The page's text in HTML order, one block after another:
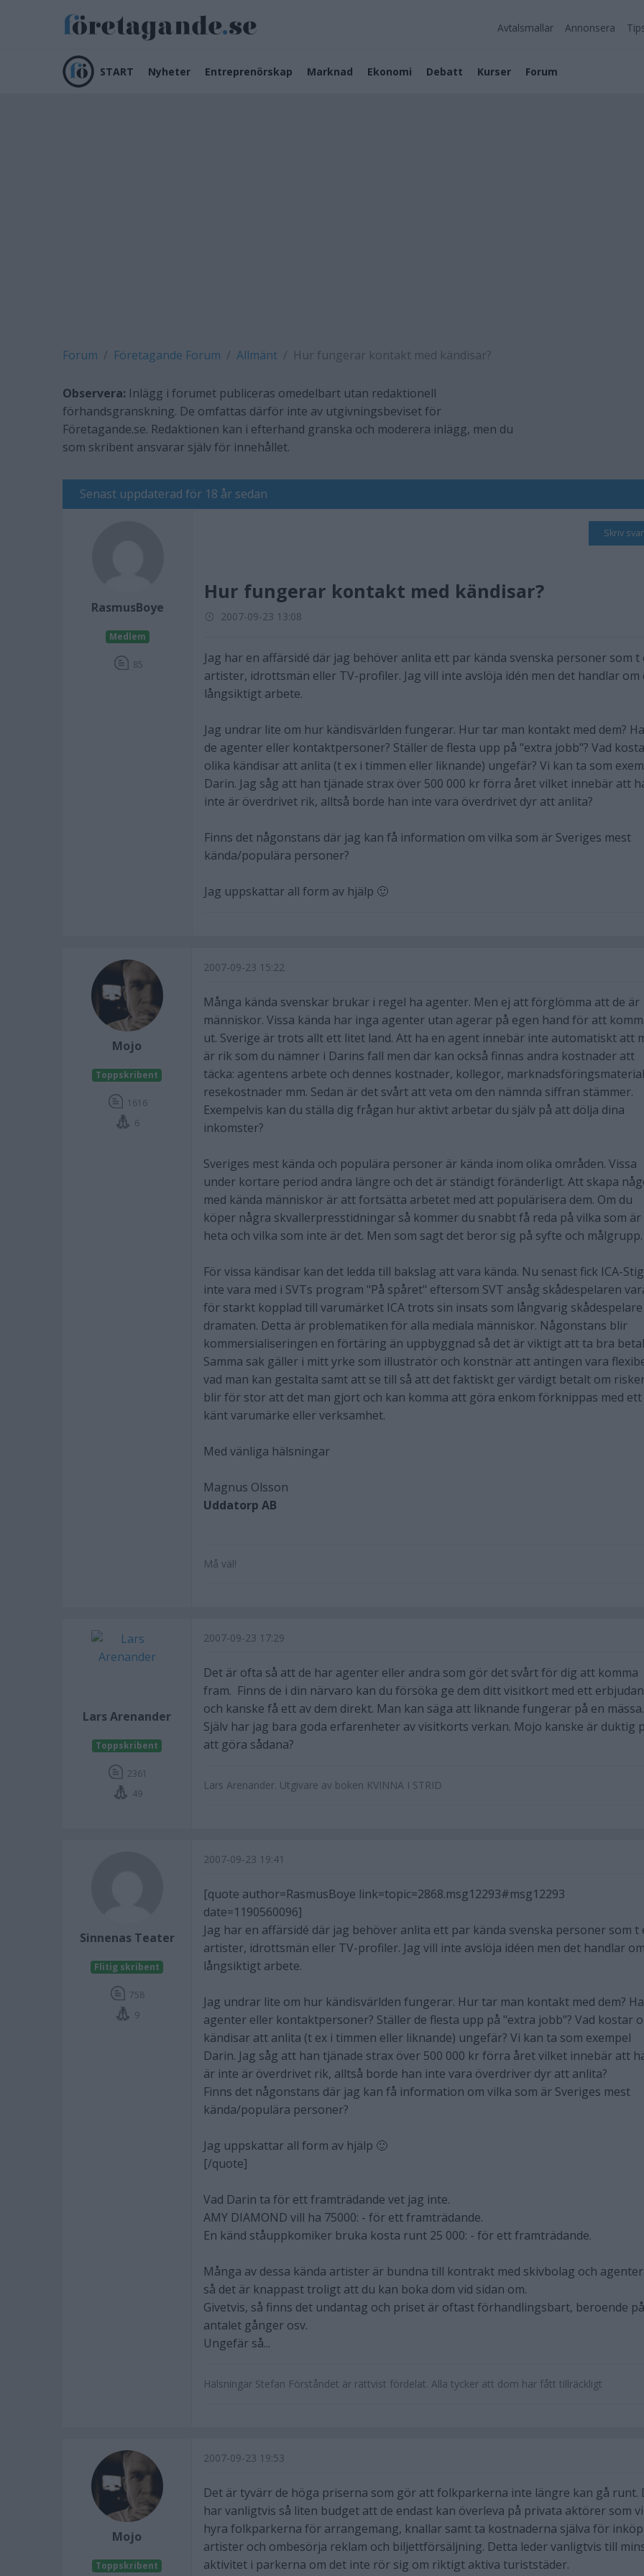
Avtalsmallar Annonsera
START Nyheter Entreprenörskap Marknad Ekonomi Debatt Kurser Forum
Forum Företagande Forum Allmänt Hur fungerar kontakt med kändisar?
Observera: Inlägg i forumet publiceras omedelbart utan redaktionell
förhandsgranskning. De omfattas därför inte av utgivningsbeviset för
Företagande.se. Redaktionen kan i efterhand granska och moderera inlägg, men du
som skribent ansvarar själv för innehållet.
Senast uppdaterad för 18 år sedan
RasmusBoye
Medlem
85
Skriv svar
Hur fungerar kontakt med kändisar?
2007-09-23 13:08
Jag har en affärsidé där jag behöver anlita ett par kända svenska personer som t
artister, idrottsmän eller TV-profiler. Jag vill inte avslöja idén men det handlar om
långsiktigt arbete.
Jag undrar lite om hur kändisvärlden fungerar. Hur tar man kontakt med dem?
de agenter eller kontaktpersoner? Ställer de flesta upp på "extra jobb"? Vad
olika kändisar att anlita (t ex i timmen eller liknande) ungefär? Vi kan ta som
Darin. Jag såg att han tjänade strax över 500 000 kr förra året vilket innebär att
inte är överdrivet rik, alltså borde han inte vara överdrivet dyr att anlita?
Finns det någonstans där jag kan få information om vilka som är Sveriges mest
kända/populära personer?
Jag uppskattar all form av hjälp 🙂
Mojo
Toppskribent
1616
6
2007-09-23 15:22
Många kända svenskar brukar i regel ha agenter. Men ej att förglömma att de är
människor. Vissa kända har inga agenter utan agerar på egen hand för att
ut. Sverige är trots allt ett litet land. Att ha en agent innebär inte automatiskt att
är rik som du nämner i Darins fall men där kan också finnas andra kostnader att
täcka: agentens arbete och dennes kostnader, kollegor,
resekostnader mm. Sedan är det svårt att veta om den nämnda siffran stämmer.
Exempelvis kan du ställa dig frågan hur aktivt arbetar du själv på att dölja dina
inkomster?
Sveriges mest kända och populära personer är kända inom olika områden. Vissa
under kortare period andra längre och det är ständigt föränderligt. Att skapa
med kända människor är att fortsätta arbetet med att populärisera dem. Om du
köper några skvallerpresstidningar så kommer du snabbt få reda på vilka som är
heta och vilka som inte är det. Men som sagt det beror sig på syfte och målgrupp.
För vissa kändisar kan det ledda till bakslag att vara kända. Nu senast fick ICA-Stig
inte vara med i SVTs program "På spåret" eftersom SVT ansåg skådespelaren
för starkt kopplad till varumärket ICA trots sin insats som långvarig
dramaten. Detta är problematiken för alla mediala människor. Någonstans blir
kommersialiseringen en förtäring än uppbyggnad så det är viktigt att ta bra
Samma sak gäller i mitt yrke som illustratör och konstnär att antingen vara
vad man kan gestalta samt att se till så att det faktiskt ger värdigt betalt om
blir för stor att det man gjort och kan komma att göra enkom förknippas med ett
känt varumärke eller verksamhet.
Med vänliga hälsningar
Magnus Olsson
Uddatorp AB
Må väl!
Lars Arenander
Toppskribent
2361
49
2007-09-23 17:29
Det är ofta så att de har agenter eller andra som gör det svårt för dig att komma
fram. Finns de i din närvaro kan du försöka ge dem ditt visitkort med ett
och kanske få ett av dem direkt. Man kan säga att liknande fungerar på en mässa.
Själv har jag bara goda erfarenheter av visitkorts verkan. Mojo kanske är duktig
att göra sådana?
Lars Arenander. Utgivare av boken KVINNA I STRID
Sinnenas Teater
Flitig skribent
758
9
2007-09-23 19:41
[quote author=RasmusBoye link=topic=2868.msg12293#msg12293
date=1190560096]
Jag har en affärsidé där jag behöver anlita ett par kända svenska personer som t
artister, idrottsmän eller TV-profiler. Jag vill inte avslöja idéen men det handlar
långsiktigt arbete.
Jag undrar lite om hur kändisvärlden fungerar. Hur tar man kontakt med dem?
agenter eller kontaktpersoner? Ställer de flesta upp på "extra jobb"? Vad kostar
kändisar att anlita (t ex i timmen eller liknande) ungefär? Vi kan ta som exempel
Darin. Jag såg att han tjänade strax över 500 000 kr förra året vilket innebär att
är inte är överdrivet rik, alltså borde han inte vara överdriver dyr att anlita?
Finns det någonstans där jag kan få information om vilka som är Sveriges mest
kända/populära personer?
Jag uppskattar all form av hjälp 🙂
[/quote]
Vad Darin ta för ett framträdande vet jag inte.
AMY DIAMOND vill ha 75000: - för ett framträdande.
En känd ståuppkomiker bruka kosta runt 25 000: - för ett framträdande.
Många av dessa kända artister är bundna till kontrakt med skivbolag och agenter
så det är knappast troligt att du kan boka dom vid sidan om.
Givetvis, så finns det undantag och priset är oftast förhandlingsbart, beroende på
antalet gånger osv.
Ungefär så...
Hälsningar Stefan Förståndet är rättvist fördelat. Alla tycker att dom har fått tillräckligt
Mojo
Toppskribent
2007-09-23 19:53
Det är tyvärr de höga priserna som gör att folkparkerna inte längre kan gå runt.
har vanligtvis så liten budget att de endast kan överleva på privata aktörer som
hyra folkparkerna för arrangemang, knallar samt ta kostnaderna själva för
artister och ombesörja reklam och biljettförsäljning. Detta leder vanligtvis till
aktivitet i parkerna om det inte rör sig om riktigt aktiva turiststäder.